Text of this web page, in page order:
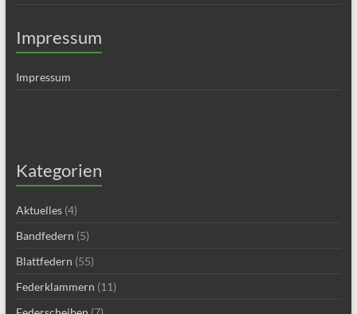
Impressum
Impressum
Kategorien
Aktuelles(4)
Bandfedern (5)
Blattfedern (55)
Federklammern (11)